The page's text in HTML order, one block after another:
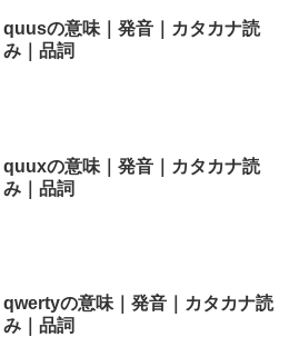
quusの意味｜発音｜カタカナ読
み｜品詞
quuxの意味｜発音｜カタカナ読
み｜品詞
qwertyの意味｜発音｜カタカナ読
み｜品詞